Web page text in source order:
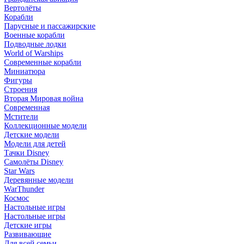
Вертолёты
Корабли
Парусные и пассажирские
Военные корабли
Подводные лодки
World of Warships
Современные корабли
Миниатюра
Фигуры
Строения
Вторая Мировая война
Современная
Мстители
Коллекционные модели
Детские модели
Модели для детей
Тачки Disney
Самолёты Disney
Star Wars
Деревянные модели
WarThunder
Космос
Настольные игры
Настольные игры
Детские игры
Развивающие